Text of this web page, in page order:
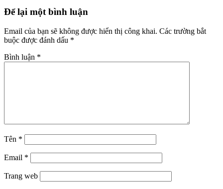
Để lại một bình luận
Email của bạn sẽ không được hiển thị công khai. Các trường bắt
buộc được đánh dấu *
Bình luận *
Tên *
Email *
Trang web